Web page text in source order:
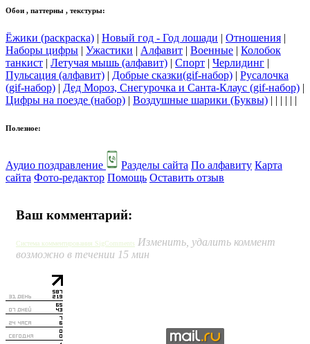
Обои , паттерны , текстуры:
Ёжики (раскраска) | Новый год - Год лошади | Отношения |
Наборы цифры | Ужастики | Алфавит | Военные | Колобок
танкист | Летучая мышь (алфавит) | Спорт | Черлидинг |
Пульсация (алфавит) | Добрые сказки(gif-набор) | Русалочка
(gif-набор) | Дед Мороз, Снегурочка и Санта-Клаус (gif-набор) |
Цифры на поезде (набор) | Воздушные шарики (Буквы) | | | | | |
Полезное:
Аудио поздравление Разделы сайта По алфавиту Карта
сайта Фото-редактор Помощь Оставить отзыв
Ваш комментарий:
Система комментирования SigComments Изменить, удалить коммент
возможно в течении 15 мин